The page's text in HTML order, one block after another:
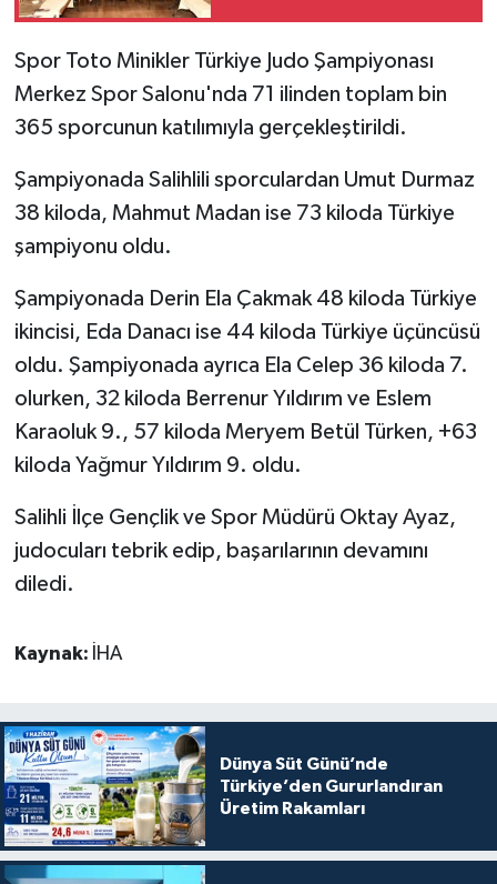
Spor Toto Minikler Türkiye Judo Şampiyonası
Merkez Spor Salonu'nda 71 ilinden toplam bin
365 sporcunun katılımıyla gerçekleştirildi.
Şampiyonada Salihlili sporculardan Umut Durmaz
38 kiloda, Mahmut Madan ise 73 kiloda Türkiye
şampiyonu oldu.
Şampiyonada Derin Ela Çakmak 48 kiloda Türkiye
ikincisi, Eda Danacı ise 44 kiloda Türkiye üçüncüsü
oldu. Şampiyonada ayrıca Ela Celep 36 kiloda 7.
olurken, 32 kiloda Berrenur Yıldırım ve Eslem
Karaoluk 9., 57 kiloda Meryem Betül Türken, +63
kiloda Yağmur Yıldırım 9. oldu.
Salihli İlçe Gençlik ve Spor Müdürü Oktay Ayaz,
judocuları tebrik edip, başarılarının devamını
diledi.
Kaynak: İHA
Dünya Süt Günü’nde
Türkiye’den Gururlandıran
Üretim Rakamları